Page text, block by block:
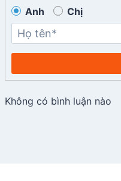
Anh Chị
Không có bình luận nào